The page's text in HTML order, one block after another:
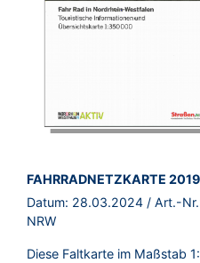
BROSCHÜRE:
FAHRRADNETZKARTE 2019
Datum: 28.03.2024 / Art.-
NRW
Diese Faltkarte im Maßstab